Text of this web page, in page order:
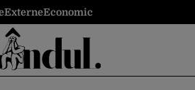
ExterneEconomic